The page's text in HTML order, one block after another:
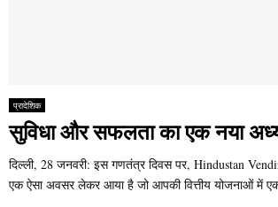
प्रादेशिक
सुविधा और सफलता का एक नया
दिल्ली, 28 जनवरी: इस गणतंत्र दिवस पर, Hindustan
एक ऐसा अवसर लेकर आया है जो आपकी वित्तीय योजनाओं में